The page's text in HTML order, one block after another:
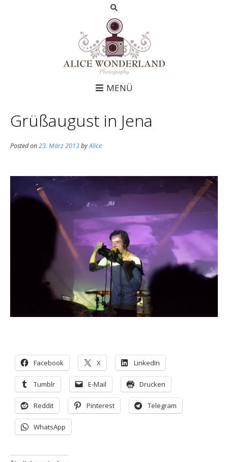
MENÜ
Grüßaugust in Jena
Posted on23. März 2013byAlice
Facebook X LinkedIn
Tumblr E-Mail Drucken
Reddit Pinterest Telegram
WhatsApp